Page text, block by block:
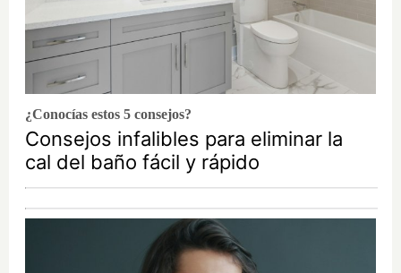
¿Conocías estos 5 consejos?
Consejos infalibles para eliminar la
cal del baño fácil y rápido